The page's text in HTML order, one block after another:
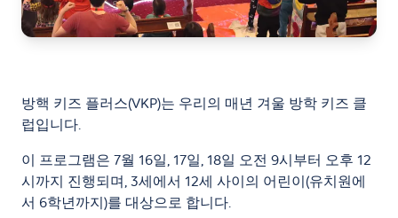
방핵 키즈 플러스(VKP)는 우리의 매년 겨울 방학 키즈 클
럽입니다.
이 프로그램은 7월 16일, 17일, 18일 오전 9시부터 오후 12
시까지 진행되며, 3세에서 12세 사이의 어린이(유치원에
서 6학년까지)를 대상으로 합니다.